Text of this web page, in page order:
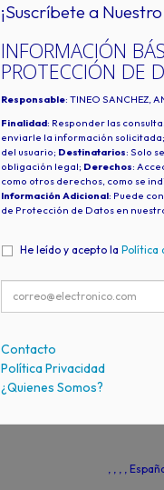
¡Suscríbete a
INFORMACIÓN
PROTECCIÓN DE
Responsable: TINEO SANCHEZ,
Finalidad: Responder las
enviarle la información
del usuario; Destinatarios: Solo
obligación legal; Derechos:
como otros derechos, como se
Información Adicional: Puede
de Protección de Datos en
He leído y acepto la Política
Contacto
Política Privacidad
¿Quienes Somos?
, , , ,